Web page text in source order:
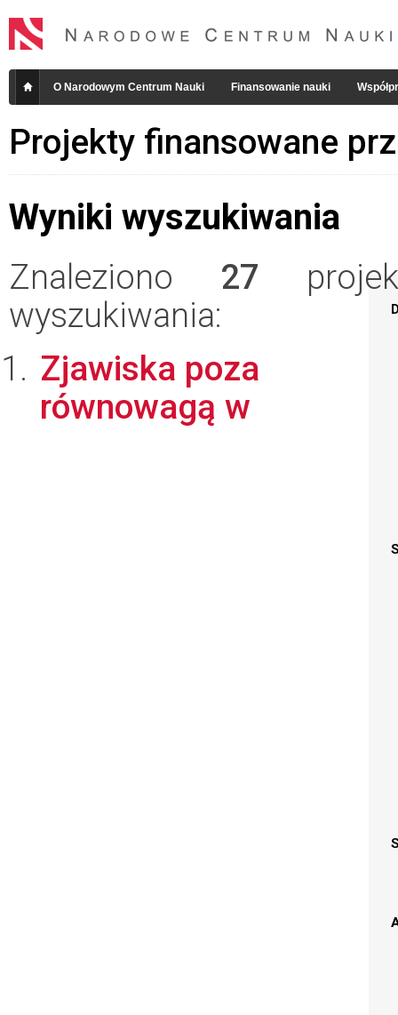
O Narodowym Centrum Nauki Finansowanie nauki
Projekty finansowane
Wyniki wyszukiwania
Znaleziono 27
wyszukiwania:
Zjawiska poza
równowagą w